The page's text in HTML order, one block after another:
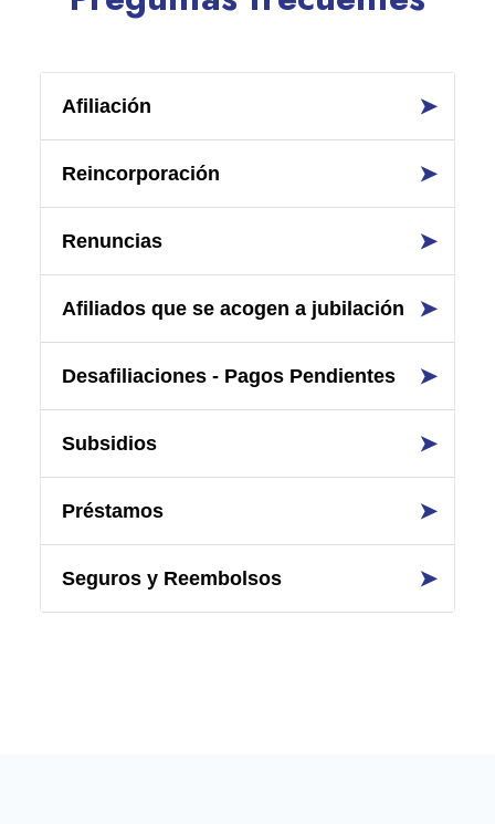
Afiliación ➤
Reincorporación ➤
Renuncias ➤
Afiliados que se acogen a jubilación ➤
Desafiliaciones - Pagos Pendientes ➤
Subsidios ➤
Préstamos ➤
Seguros y Reembolsos ➤